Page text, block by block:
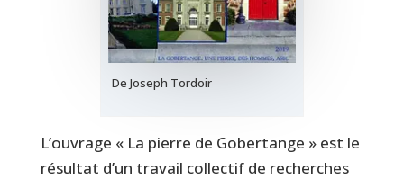
De Joseph Tordoir
L’ouvrage « La pierre de Gobertange » est le
résultat d’un travail collectif de recherches